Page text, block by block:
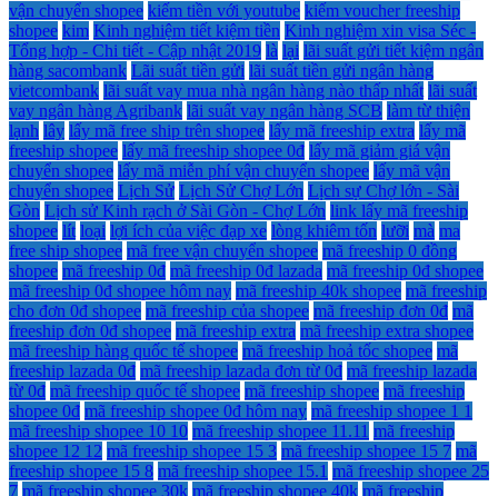
vận chuyển shopee kiếm tiền với youtube kiếm voucher freeship
shopee kim Kinh nghiệm tiết kiệm tiền Kinh nghiệm xin visa Séc -
Tổng hợp - Chi tiết - Cập nhật 2019 là lại lãi suất gửi tiết kiệm ngân
hàng sacombank Lãi suất tiền gửi lãi suất tiền gửi ngân hàng
vietcombank lãi suất vay mua nhà ngân hàng nào thấp nhất lãi suất
vay ngân hàng Agribank lãi suất vay ngân hàng SCB làm từ thiện
lạnh lây lấy mã free ship trên shopee lấy mã freeship extra lấy mã
freeship shopee lấy mã freeship shopee 0đ lấy mã giảm giá vận
chuyển shopee lấy mã miễn phí vận chuyển shopee lấy mã vận
chuyển shopee Lịch Sử Lịch Sử Chợ Lớn Lịch sự Chợ lớn - Sài
Gòn Lịch sử Kinh rạch ở Sài Gòn - Chợ Lớn link lấy mã freeship
shopee lít loại lợi ích của việc đạp xe lòng khiêm tốn lưỡi mà ma
free ship shopee mã free vận chuyển shopee mã freeship 0 đồng
shopee mã freeship 0đ mã freeship 0đ lazada mã freeship 0đ shopee
mã freeship 0đ shopee hôm nay mã freeship 40k shopee mã freeship
cho đơn 0đ shopee mã freeship của shopee mã freeship đơn 0đ mã
freeship đơn 0đ shopee mã freeship extra mã freeship extra shopee
mã freeship hàng quốc tế shopee mã freeship hoả tốc shopee mã
freeship lazada 0đ mã freeship lazada đơn từ 0đ mã freeship lazada
từ 0đ mã freeship quốc tế shopee mã freeship shopee mã freeship
shopee 0đ mã freeship shopee 0đ hôm nay mã freeship shopee 1 1
mã freeship shopee 10 10 mã freeship shopee 11.11 mã freeship
shopee 12 12 mã freeship shopee 15 3 mã freeship shopee 15 7 mã
freeship shopee 15 8 mã freeship shopee 15.1 mã freeship shopee 25
7 mã freeship shopee 30k mã freeship shopee 40k mã freeship